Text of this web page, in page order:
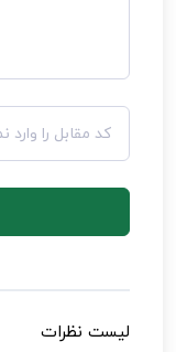
لیست نظرات